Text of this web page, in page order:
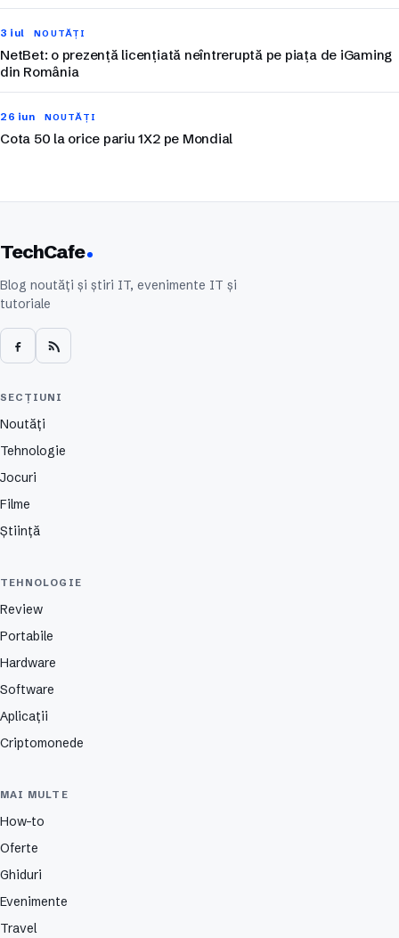
3 iul NOUTĂȚI
NetBet: o prezență licențiată neîntreruptă pe piața de iGaming
din România
26 iun NOUTĂȚI
Cota 50 la orice pariu 1X2 pe Mondial
TechCafe
Blog noutăți și știri IT, evenimente IT și
tutoriale
SECȚIUNI
Noutăți
Tehnologie
Jocuri
Filme
Știință
TEHNOLOGIE
Review
Portabile
Hardware
Software
Aplicații
Criptomonede
MAI MULTE
How-to
Oferte
Ghiduri
Evenimente
Travel